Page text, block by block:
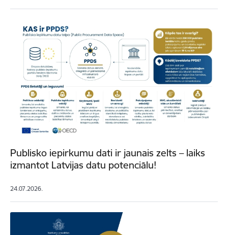
Publisko iepirkumu dati ir jaunais zelts – laiks
izmantot Latvijas datu potenciālu!
24.07.2026.